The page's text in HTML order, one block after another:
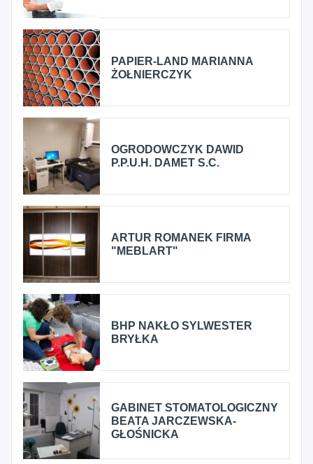
PAPIER-LAND MARIANNA
ŻOŁNIERCZYK
OGRODOWCZYK DAWID
P.P.U.H. DAMET S.C.
ARTUR ROMANEK FIRMA
"MEBLART"
BHP NAKŁO SYLWESTER
BRYŁKA
GABINET STOMATOLOGICZNY
BEATA JARCZEWSKA-
GŁOŚNICKA